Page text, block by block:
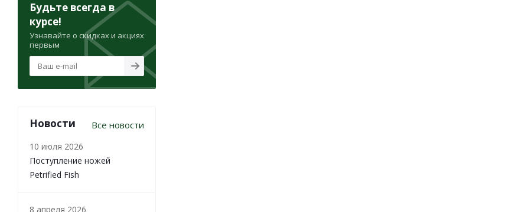
Будьте всегда в
курсе!
Узнавайте о скидках и акциях
первым
Новости Все новости
10 июля 2026
Поступление ножей
Petrified Fish
8 апреля 2026